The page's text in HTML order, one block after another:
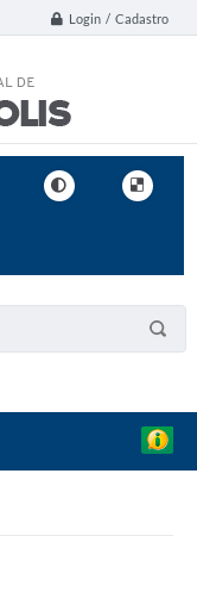
Login / Cadastro